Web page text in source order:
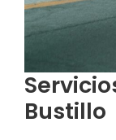
Bustillo